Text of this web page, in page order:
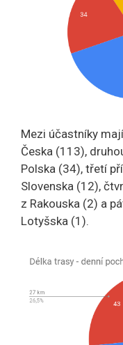
Mezi účastníky
Česka (113),
Polska (34), třetí
Slovenska (12),
z Rakouska (2) a
Lotyšska (1).